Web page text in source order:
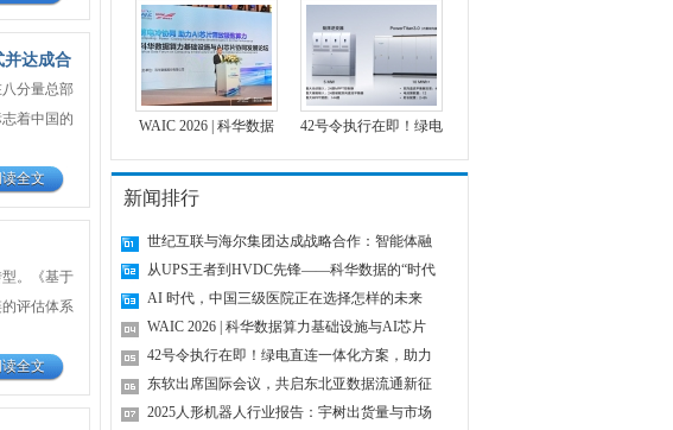
并达成合
分量总部
着中国的
全文
。《基于
评估体系
全文
WAIC 2026 | 科华数据 42号令执行在即！绿电
新闻排行
世纪互联与海尔集团达成战略合作：智能体融
从UPS王者到HVDC先锋——科华数据的“时代
AI 时代，中国三级医院正在选择怎样的未来
WAIC 2026 | 科华数据算力基础设施与AI芯片
42号令执行在即！绿电直连一体化方案，助力
东软出席国际会议，共启东北亚数据流通新征
2025人形机器人行业报告：宇树出货量与市场